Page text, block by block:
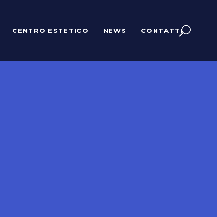
CENTRO ESTETICO NEWS CONTATTI